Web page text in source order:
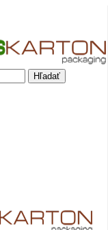
Hľadať